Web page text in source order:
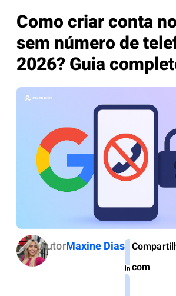
Como criar conta
sem número de
2026? Guia
AutorMaxine Dias
com